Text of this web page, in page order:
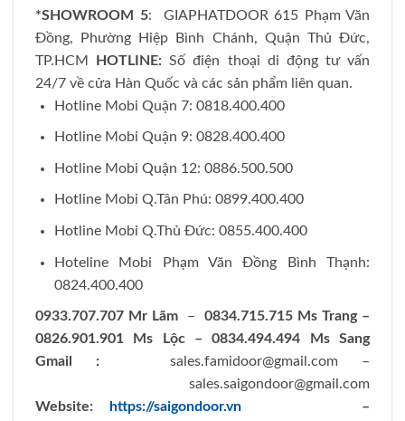
*SHOWROOM 5: GIAPHATDOOR 615 Phạm Văn
Đồng, Phường Hiệp Bình Chánh, Quận Thủ Đức,
TP.HCM
HOTLINE: Số điện thoại di động tư vấn
24/7 về cửa Hàn Quốc và các sản phẩm liên quan.
Hotline Mobi Quận 7: 0818.400.400
Hotline Mobi Quận 9: 0828.400.400
Hotline Mobi Quận 12: 0886.500.500
Hotline Mobi Q.Tân Phú: 0899.400.400
Hotline Mobi Q.Thủ Đức: 0855.400.400
Hoteline Mobi Phạm Văn Đồng Bình Thạnh:
0824.400.400
0933.707.707 Mr Lãm – 0834.715.715 Ms Trang –
0826.901.901 Ms Lộc – 0834.494.494 Ms Sang
Gmail :
sales.famidoor@gmail.com –
sales.saigondoor@gmail.com
Website:
https://saigondoor.vn
–